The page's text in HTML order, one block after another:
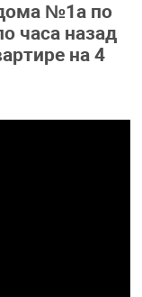
№1а по
часа назад
на 4